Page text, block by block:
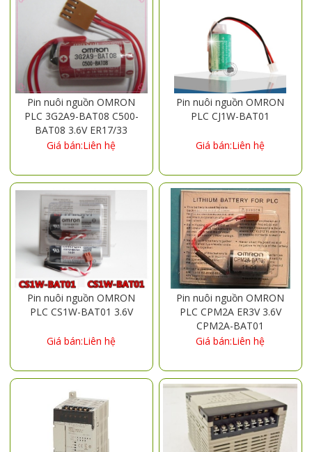
Pin nuôi nguồn OMRON
PLC 3G2A9-BAT08 C500-
BAT08 3.6V ER17/33
Giá bán:Liên hệ
Pin nuôi nguồn OMRON
PLC CJ1W-BAT01
Giá bán:Liên hệ
Pin nuôi nguồn OMRON
PLC CS1W-BAT01 3.6V
Giá bán:Liên hệ
Pin nuôi nguồn OMRON
PLC CPM2A ER3V 3.6V
CPM2A-BAT01
Giá bán:Liên hệ